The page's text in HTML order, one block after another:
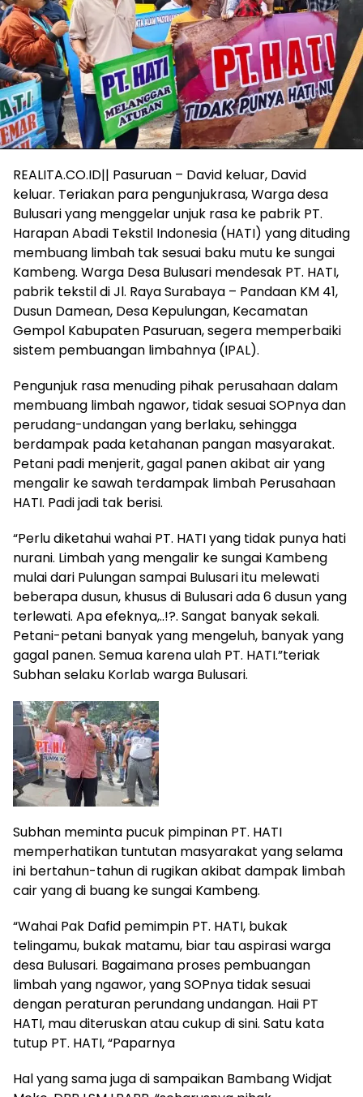
REALITA.CO.ID|| Pasuruan – David keluar, David
keluar. Teriakan para pengunjukrasa, Warga desa
Bulusari yang menggelar unjuk rasa ke pabrik PT.
Harapan Abadi Tekstil Indonesia (HATI) yang dituding
membuang limbah tak sesuai baku mutu ke sungai
Kambeng. Warga Desa Bulusari mendesak PT. HATI,
pabrik tekstil di Jl. Raya Surabaya – Pandaan KM 41,
Dusun Damean, Desa Kepulungan, Kecamatan
Gempol Kabupaten Pasuruan, segera memperbaiki
sistem pembuangan limbahnya (IPAL).
Pengunjuk rasa menuding pihak perusahaan dalam
membuang limbah ngawor, tidak sesuai SOPnya dan
perudang-undangan yang berlaku, sehingga
berdampak pada ketahanan pangan masyarakat.
Petani padi menjerit, gagal panen akibat air yang
mengalir ke sawah terdampak limbah Perusahaan
HATI. Padi jadi tak berisi.
“Perlu diketahui wahai PT. HATI yang tidak punya hati
nurani. Limbah yang mengalir ke sungai Kambeng
mulai dari Pulungan sampai Bulusari itu melewati
beberapa dusun, khusus di Bulusari ada 6 dusun yang
terlewati. Apa efeknya,..!?. Sangat banyak sekali.
Petani-petani banyak yang mengeluh, banyak yang
gagal panen. Semua karena ulah PT. HATI.”teriak
Subhan selaku Korlab warga Bulusari.
Subhan meminta pucuk pimpinan PT. HATI
memperhatikan tuntutan masyarakat yang selama
ini bertahun-tahun di rugikan akibat dampak limbah
cair yang di buang ke sungai Kambeng.
“Wahai Pak Dafid pemimpin PT. HATI, bukak
telingamu, bukak matamu, biar tau aspirasi warga
desa Bulusari. Bagaimana proses pembuangan
limbah yang ngawor, yang SOPnya tidak sesuai
dengan peraturan perundang undangan. Haii PT
HATI, mau diteruskan atau cukup di sini. Satu kata
tutup PT. HATI, “Paparnya
Hal yang sama juga di sampaikan Bambang Widjat